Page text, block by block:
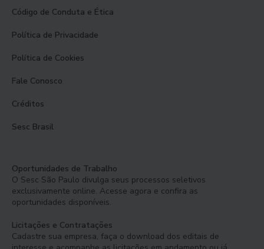
Código de Conduta e Ética
Política de Privacidade
Política de Cookies
Fale Conosco
Créditos
Sesc Brasil
Oportunidades de Trabalho
O Sesc São Paulo divulga seus processos seletivos
exclusivamente online. Acesse agora e confira as
oportunidades disponíveis.
Licitações e Contratações
Cadastre sua empresa, faça o download dos editais de